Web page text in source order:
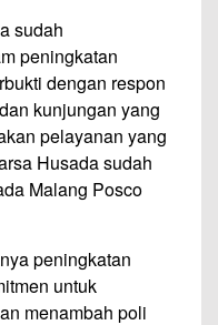
sudah
peningkatan
dengan respon
kunjungan yang
pelayanan yang
Husada sudah
Malang Posco
peningkatan
untuk
menambah poli